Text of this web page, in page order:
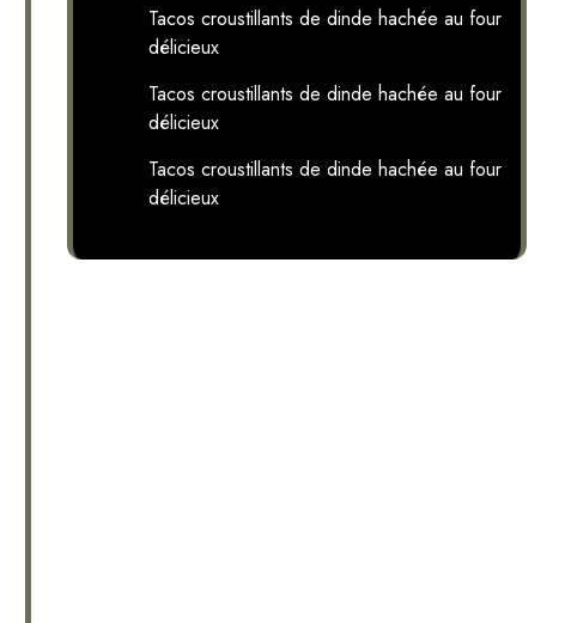
Tacos croustillants de dinde hachée au four
délicieux
Tacos croustillants de dinde hachée au four
délicieux
Tacos croustillants de dinde hachée au four
délicieux